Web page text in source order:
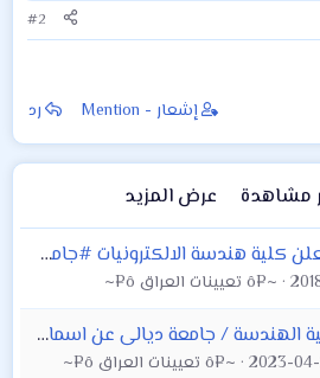
#2
إشعار - Mention رد
مشاهدة
عرض المزيد
هندسة الالكترونيات #جامعة_نينوى عن حاجتها الى محاضرين خارجيين في الدراسة الصباحية لقسم هندسة النظم والسيطرة وفق الشهادات والاختصاصات التالية
~¤ô تعيينات العراق ô¤~
تعلن . عمادة كلية الهندسة / جامعة ديالى عن اسماء المرشحين المتقدمين بصفة محاضر خارجي او عقد مسائي من حملة الشهادات العليا والبكالوريوس
2023- ~¤ô تعيينات العراق ô¤~